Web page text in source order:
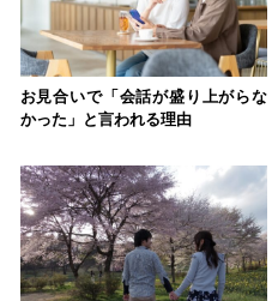
お見合いで「会話が盛り上がらな
かった」と言われる理由